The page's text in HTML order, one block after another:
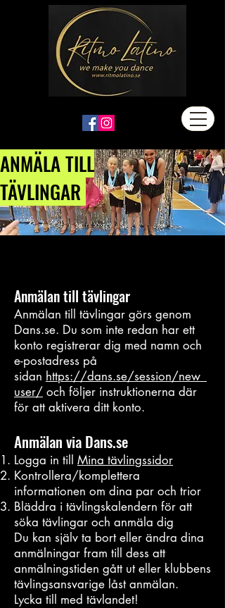
ANMÄLA TILL
TÄVLINGAR
Anmälan till tävlingar
Anmälan till tävlingar görs genom
Dans.se. Du som inte redan har ett
konto registrerar dig med namn och
e-postadress på
sidan https://dans.se/session/new_
user/ och följer instruktionerna där
för att aktivera ditt konto.
Anmälan via Dans.se
Logga in till Mina täv lingssidor
Kontrollera/komplettera
informationen om dina par och trior
Bläddra i tävlingskalendern för att
söka tävlingar och anmäla dig
Du kan själv ta bort eller ändra dina
anmälningar fram till dess att
anmälningstiden gått ut eller klubbens
tävlingsansvarige låst anmälan.
Lycka till med tävlandet!